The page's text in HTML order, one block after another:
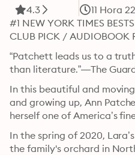
4.3 11 Hora
#1 NEW YORK TIMES
CLUB PICK / AUDIOBOOK
“Patchett leads us to a
than literature.”—The
In this beautiful and
and growing up, Ann
herself one of America’s
In the spring of 2020,
the family's orchard in